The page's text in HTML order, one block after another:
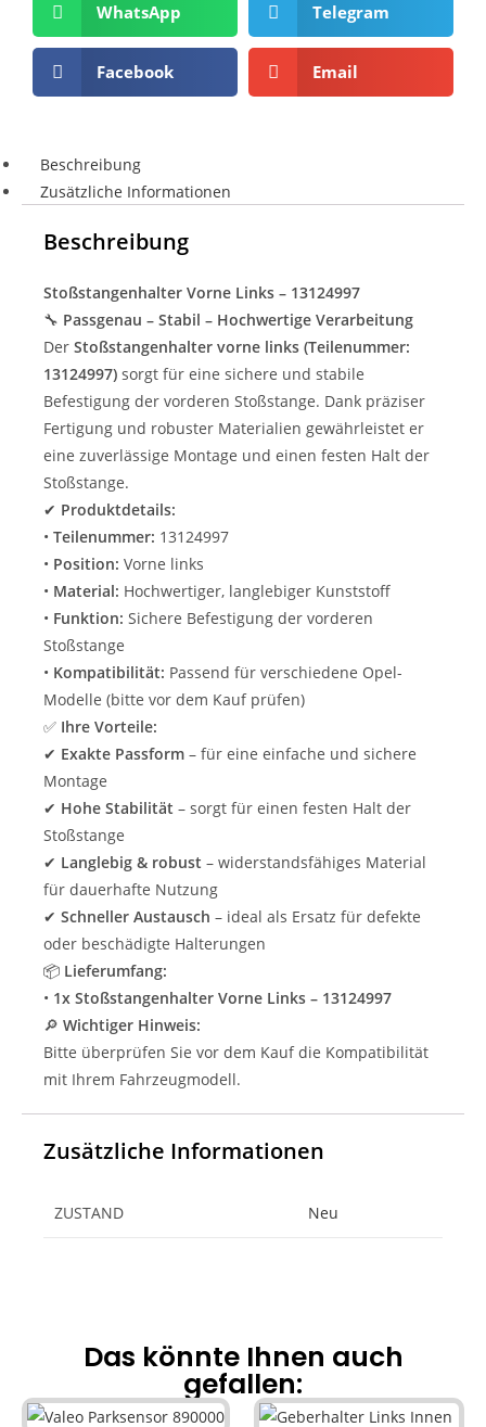
WhatsApp Telegram
Facebook Email
Beschreibung
Zusätzliche Informationen
Beschreibung
Stoßstangenhalter Vorne Links – 13124997
🔧 Passgenau – Stabil – Hochwertige Verarbeitung
Der Stoßstangenhalter vorne links (Teilenummer:
13124997) sorgt für eine sichere und stabile
Befestigung der vorderen Stoßstange. Dank präziser
Fertigung und robuster Materialien gewährleistet er
eine zuverlässige Montage und einen festen Halt der
Stoßstange.
✔ Produktdetails:
• Teilenummer: 13124997
• Position: Vorne links
• Material: Hochwertiger, langlebiger Kunststoff
• Funktion: Sichere Befestigung der vorderen
Stoßstange
• Kompatibilität: Passend für verschiedene Opel-
Modelle (bitte vor dem Kauf prüfen)
✅ Ihre Vorteile:
✔ Exakte Passform – für eine einfache und sichere
Montage
✔ Hohe Stabilität – sorgt für einen festen Halt der
Stoßstange
✔ Langlebig & robust – widerstandsfähiges Material
für dauerhafte Nutzung
✔ Schneller Austausch – ideal als Ersatz für defekte
oder beschädigte Halterungen
📦 Lieferumfang:
• 1x Stoßstangenhalter Vorne Links – 13124997
🔎 Wichtiger Hinweis:
Bitte überprüfen Sie vor dem Kauf die Kompatibilität
mit Ihrem Fahrzeugmodell.
Zusätzliche Informationen
ZUSTAND Neu
Das könnte Ihnen auch
gefallen: